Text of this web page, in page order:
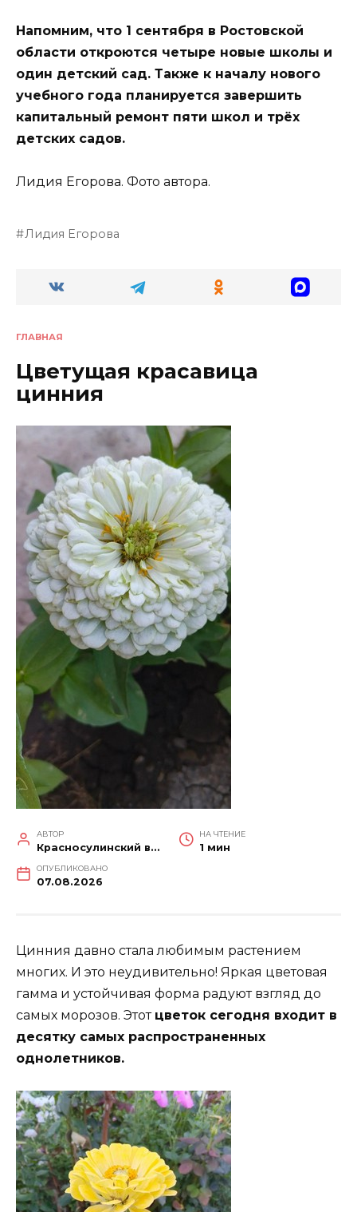
Напомним, что 1 сентября в Ростовской
области откроются четыре новые школы и
один детский сад. Также к началу нового
учебного года планируется завершить
капитальный ремонт пяти школ и трёх
детских садов.
Лидия Егорова. Фото автора.
Лидия Егорова
ГЛАВНАЯ
Цветущая красавица
цинния
АВТОР
Красносулинский вестник
НА ЧТЕНИЕ
1 мин
ОПУБЛИКОВАНО
07.08.2026
Цинния давно стала любимым растением
многих. И это неудивительно! Яркая цветовая
гамма и устойчивая форма радуют взгляд до
самых морозов. Этот цветок сегодня входит в
десятку самых распространенных
однолетников.